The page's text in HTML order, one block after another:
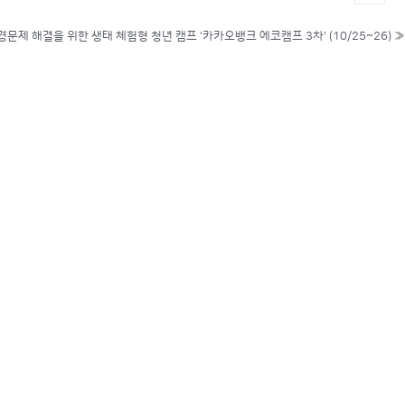
문제 해결을 위한 생태 체험형 청년 캠프 '카카오뱅크 에코캠프 3차' (10/25~26) »